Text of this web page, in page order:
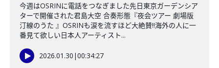
今週はOSRINに電話をつなぎました先日東京ガーデンシア
ターで開催された君島大空 合奏形態『夜会ツアー 劇場版
汀線のうた 』OSRINも涙を流すほど大絶賛‼海外の人に一
番見て欲しい日本人アーティスト...
2026.01.30 |00:34:27